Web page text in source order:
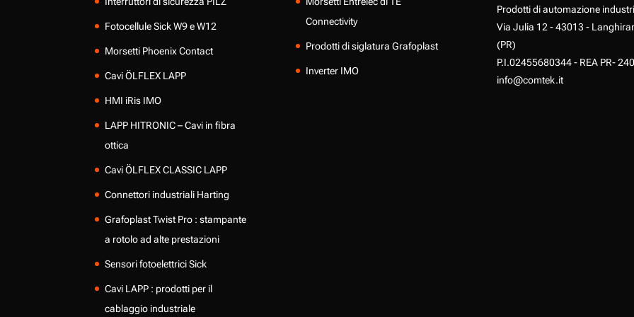
Fotocellule Sick W9 e W12
Morsetti Phoenix Contact
Cavi ÖLFLEX LAPP
HMI iRis IMO
LAPP HITRONIC – Cavi in fibra
ottica
Cavi ÖLFLEX CLASSIC LAPP
Connettori industriali Harting
Grafoplast Twist Pro : stampante
a rotolo ad alte prestazioni
Sensori fotoelettrici Sick
Cavi LAPP : prodotti per il
cablaggio industriale
Connectivity
Prodotti di siglatura Grafoplast
Inverter IMO
Prodotti di automazione
Via Julia 12 - 43013 -
(PR)
P.I.02455680344 - REA PR-
info@comtek.it